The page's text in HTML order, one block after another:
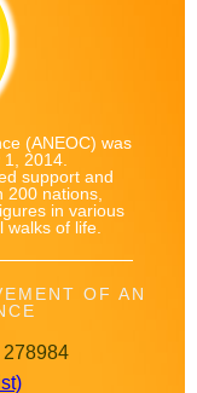
(ANEOC) was
2014.
support and
nations,
in various
of life.
OF AN
278984